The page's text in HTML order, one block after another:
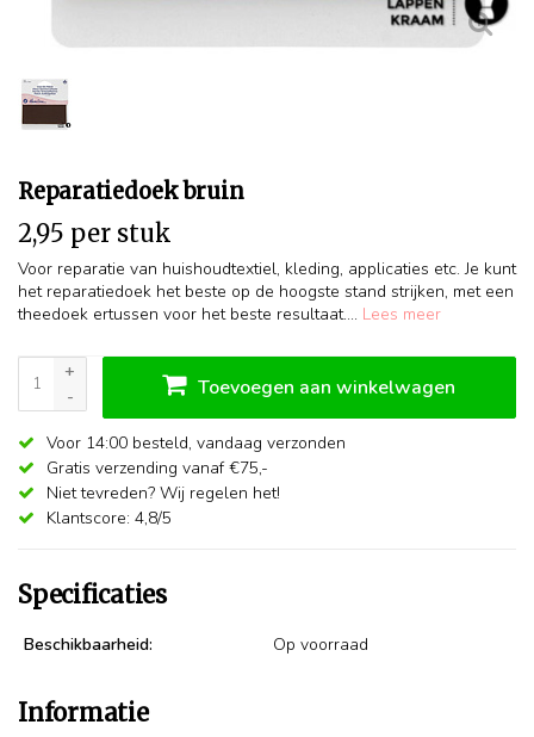
Reparatiedoek bruin
2,95 per stuk
Voor reparatie van huishoudtextiel, kleding, applicaties etc. Je kunt
het reparatiedoek het beste op de hoogste stand strijken, met een
theedoek ertussen voor het beste resultaat.... Lees meer
+
-
Toevoegen aan winkelwagen
Voor 14:00 besteld, vandaag verzonden
Gratis verzending vanaf €75,-
Niet tevreden? Wij regelen het!
Klantscore: 4,8/5
Specificaties
Beschikbaarheid: Op voorraad
Informatie